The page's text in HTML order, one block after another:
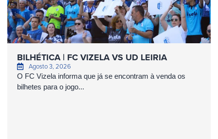
BILHÉTICA | FC VIZELA VS UD LEIRIA
Agosto 3, 2026
O FC Vizela informa que já se encontram à venda os
bilhetes para o jogo...